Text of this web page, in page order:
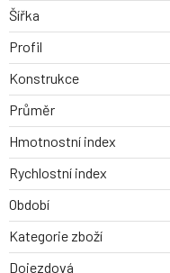
Šířka
Profil
Konstrukce
Průměr
Hmotnostní index
Rychlostní index
Období
Kategorie zboží
Dojezdová